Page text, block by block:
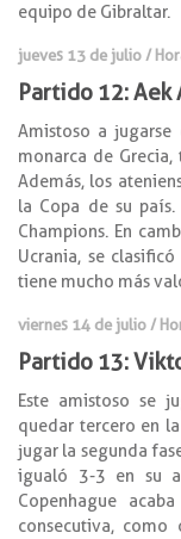
equipo de Gibraltar.
jueves 13 de julio /
Partido 12: Aek
Amistoso a jugarse
monarca de
Además, los
la Copa de su
Champions. En
Ucrania, se
tiene mucho más
viernes 14 de julio /
Partido 13:
Este amistoso se
quedar tercero en
jugar la segunda
igualó 3-3 en su
Copenhague
consecutiva, como